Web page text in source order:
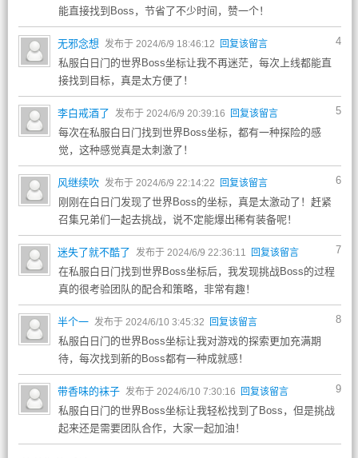
能直接找到Boss，节省了不少时间，赞一个！
4
无邪念想 发布于 2024/6/9 18:46:12 回复该留言
私服白日门的世界Boss坐标让我不再迷茫，每次上线都能直
接找到目标，真是太方便了！
5
李白戒酒了 发布于 2024/6/9 20:39:16 回复该留言
每次在私服白日门找到世界Boss坐标，都有一种探险的感
觉，这种感觉真是太刺激了！
6
风继续吹 发布于 2024/6/9 22:14:22 回复该留言
刚刚在白日门发现了世界Boss的坐标，真是太激动了！赶紧
召集兄弟们一起去挑战，说不定能爆出稀有装备呢！
7
迷失了就不酷了 发布于 2024/6/9 22:36:11 回复该留言
在私服白日门找到世界Boss坐标后，我发现挑战Boss的过程
真的很考验团队的配合和策略，非常有趣！
8
半个一 发布于 2024/6/10 3:45:32 回复该留言
私服白日门的世界Boss坐标让我对游戏的探索更加充满期
待，每次找到新的Boss都有一种成就感！
9
带香味的袜子 发布于 2024/6/10 7:30:16 回复该留言
私服白日门的世界Boss坐标让我轻松找到了Boss，但是挑战
起来还是需要团队合作，大家一起加油！